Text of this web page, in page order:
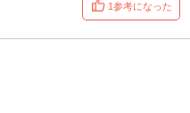
1参考になった